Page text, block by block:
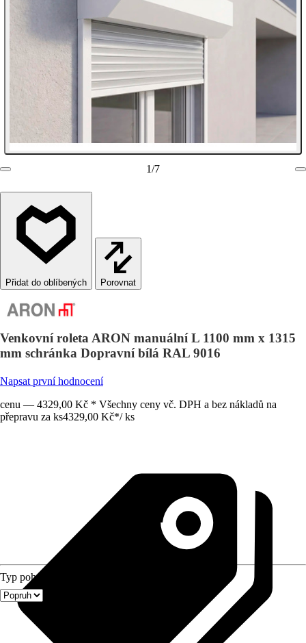
1/7
Porovnat
Venkovní roleta ARON manuální L 1100 mm x 1315
mm schránka Dopravní bílá RAL 9016
Napsat první hodnocení
cenu — 4329,00 Kč * Všechny ceny vč. DPH a bez nákladů na
přepravu za ks4329,00 Kč*/ ks
Typ pohonu